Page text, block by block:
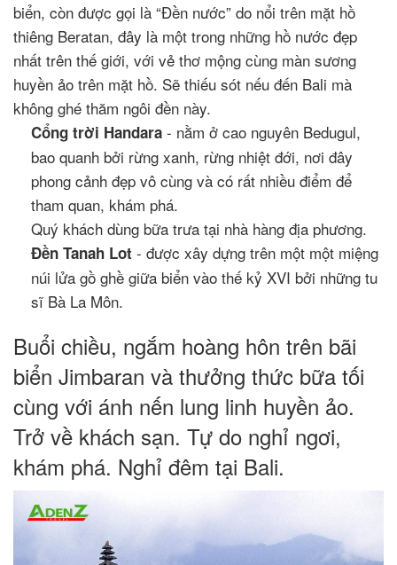
biển, còn được gọi là “Đền nước” do nổi trên mặt hồ
thiêng Beratan, đây là một trong những hồ nước đẹp
nhất trên thế giới, với vẻ thơ mộng cùng màn sương
huyền ảo trên mặt hồ. Sẽ thiếu sót nếu đến Bali mà
không ghé thăm ngôi đền này.
Cổng trời Handara - nằm ở cao nguyên Bedugul,
bao quanh bởi rừng xanh, rừng nhiệt đới, nơi đây
phong cảnh đẹp vô cùng và có rất nhiều điểm để
tham quan, khám phá.
Quý khách dùng bữa trưa tại nhà hàng địa phương.
Đền Tanah Lot - được xây dựng trên một một miệng
núi lửa gồ ghề giữa biển vào thế kỷ XVI bởi những tu
sĩ Bà La Môn.
Buổi chiều, ngắm hoàng hôn trên bãi
biển Jimbaran và thưởng thức bữa tối
cùng với ánh nến lung linh huyền ảo.
Trở về khách sạn. Tự do nghỉ ngơi,
khám phá. Nghỉ đêm tại Bali.